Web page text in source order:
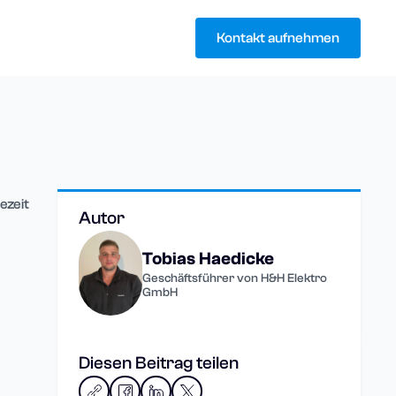
Kontakt aufnehmen
Autor
Tobias Haedicke
Geschäftsführer von H&H Elektro
GmbH
Diesen Beitrag teilen